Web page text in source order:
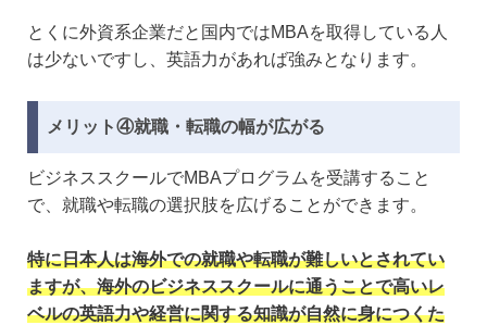
とくに外資系企業だと国内ではMBAを取得している人
は少ないですし、英語力があれば強みとなります。
メリット④就職・転職の幅が広がる
ビジネススクールでMBAプログラムを受講すること
で、就職や転職の選択肢を広げることができます。
特に日本人は海外での就職や転職が難しいとされてい
ますが、海外のビジネススクールに通うことで高いレ
ベルの英語力や経営に関する知識が自然に身につくた